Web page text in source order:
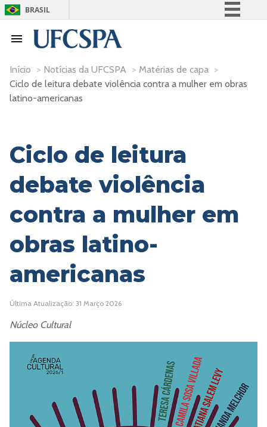
BRASIL
Participe
Acesso à informação
Início > Notícias da UFCSPA > Matérias de capa >
Ciclo de leitura debate violência contra a mulher em obras
latino-americanas
Ciclo de leitura
debate violência
contra a mulher em
obras latino-
americanas
Última Atualização: 31 Março 2026
Núcleo Cultural